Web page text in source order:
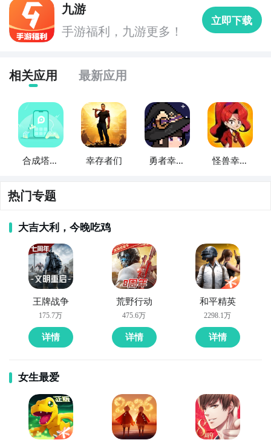
九游
手游福利，九游更多！
立即下载
相关应用 最新应用
合成塔防
幸存者们
勇者幸存
怪兽幸存
热门专题
大吉大利，今晚吃鸡
王牌战争
175.7万
详情
荒野行动
475.6万
详情
和平精英
2298.1万
详情
女生最爱